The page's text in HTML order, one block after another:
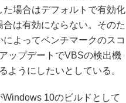
場合はデフォルトで有効化
は有効にならない。そのた
よってベンチマークのスコ
ップデートでVBSの検出機
ようにしたいとしている。
10のビルドとして